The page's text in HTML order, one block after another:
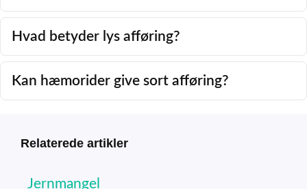
Hvad betyder lys afføring?
Kan hæmorider give sort afføring?
Relaterede artikler
Jernmangel